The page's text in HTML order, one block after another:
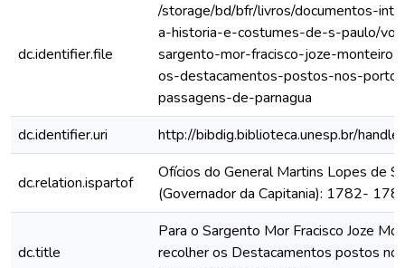
dc.identifier.file
/storage/bd/bfr/livros/documentos-
a-historia-e-costumes-de-s-paulo/
sargento-mor-fracisco-joze-monteiro-
os-destacamentos-postos-nos-
passagens-de-parnagua
dc.identifier.uri
http://bibdig.biblioteca.unesp.br/
dc.relation.ispartof
Ofícios do General Martins Lopes de
(Governador da Capitania): 1782-
dc.title
Para o Sargento Mor Fracisco Joze
recolher os Destacamentos postos